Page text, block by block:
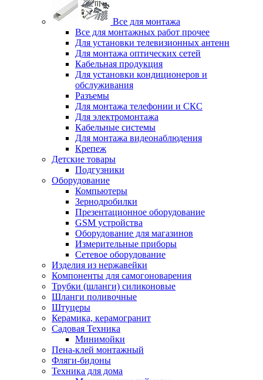
Все для монтажа
Все для монтажных работ прочее
Для установки телевизионных антенн
Для монтажа оптических сетей
Кабельная продукция
Для установки кондиционеров и
обслуживания
Разъемы
Для монтажа телефонии и СКС
Для электромонтажа
Кабельные системы
Для монтажа видеонаблюдения
Крепеж
Детские товары
Подгузники
Оборудование
Компьютеры
Зернодробилки
Презентационное оборудование
GSM устройства
Оборудование для магазинов
Измерительные приборы
Сетевое оборудование
Изделия из нержавейки
Компоненты для самогоноварения
Трубки (шланги) силиконовые
Шланги поливочные
Штуцеры
Керамика, керамогранит
Садовая Техника
Минимойки
Пена-клей монтажный
Фляги-бидоны
Техника для дома